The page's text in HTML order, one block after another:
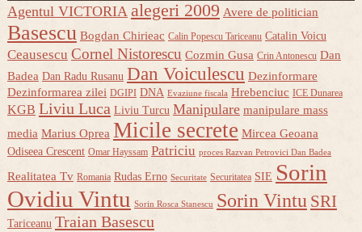
Agentul VICTORIA alegeri 2009 Avere de politician
Basescu Bogdan Chirieac Calin Popescu Tariceanu Catalin Voicu
Ceausescu Cornel Nistorescu Cozmin Gusa Crin Antonescu Dan
Badea Dan Radu Rusanu Dan Voiculescu Dezinformare
Dezinformarea zilei DGIPI DNA Evaziune fiscala Hrebenciuc ICE Dunarea
KGB Liviu Luca Liviu Turcu Manipulare manipulare mass
media Marius Oprea Micile secrete Mircea Geoana
Odiseea Crescent Omar Hayssam Patriciu proces Razvan Petrovici Dan Badea
Realitatea Tv Romania Rudas Erno Securitate Securitatea SIE Sorin
Ovidiu Vintu Sorin Rosca Stanescu Sorin Vintu SRI
Tariceanu Traian Basescu